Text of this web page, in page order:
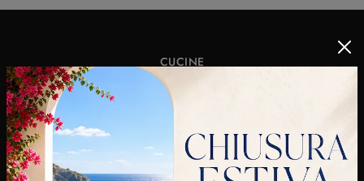
CUCINE
Cucine Moderne
Cucine Classiche
ZONA GIORNO
Librerie